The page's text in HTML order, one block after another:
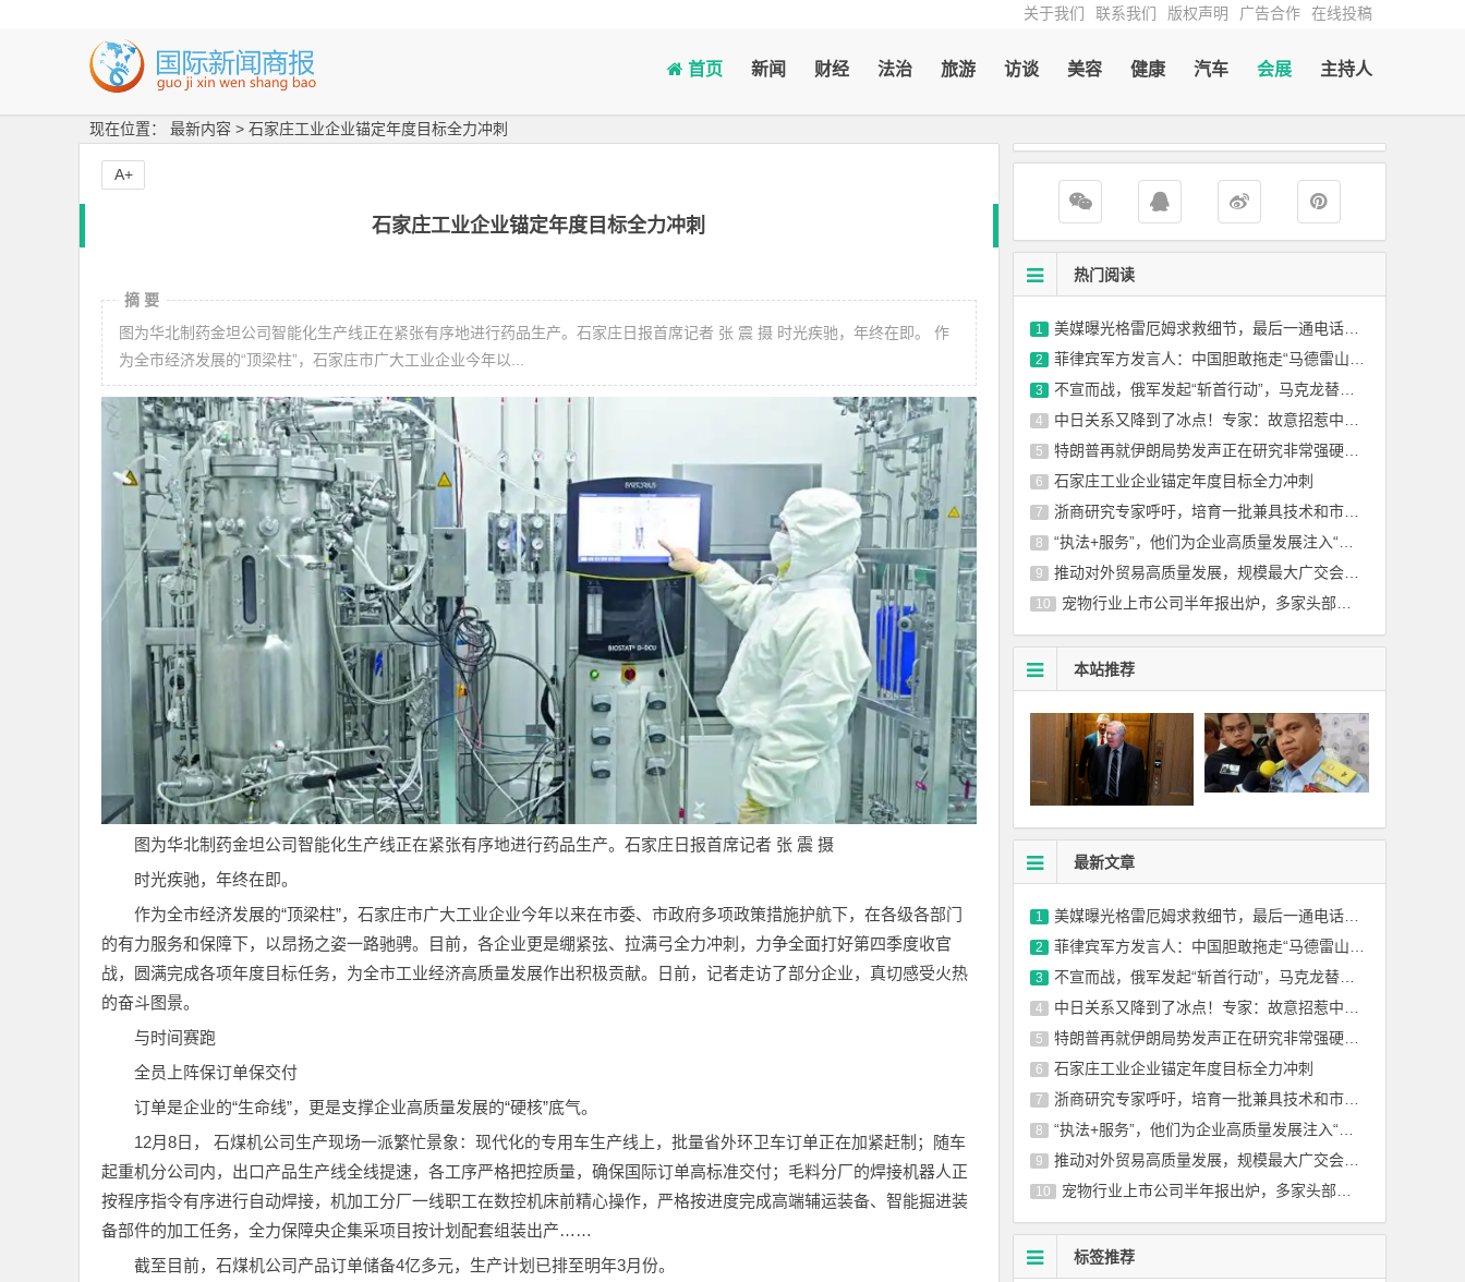
关于我们 联系我们 版权声明 广告合作 在线投稿
首页 新闻 财经 法治 旅游 访谈 美容 健康 汽车 会展 主持人
现在位置： 最新内容 > 石家庄工业企业锚定年度目标全力冲刺
石家庄工业企业锚定年度目标全力冲刺
摘 要
图为华北制药金坦公司智能化生产线正在紧张有序地进行药品生产。石家庄日报首席记者 张 震 摄 时光疾驰，年终在即。 作
为全市经济发展的“顶梁柱”，石家庄市广大工业企业今年以...
图为华北制药金坦公司智能化生产线正在紧张有序地进行药品生产。石家庄日报首席记者 张 震 摄
时光疾驰，年终在即。
作为全市经济发展的“顶梁柱”，石家庄市广大工业企业今年以来在市委、市政府多项政策措施护航下，在各级各部门
的有力服务和保障下，以昂扬之姿一路驰骋。目前，各企业更是绷紧弦、拉满弓全力冲刺，力争全面打好第四季度收官
战，圆满完成各项年度目标任务，为全市工业经济高质量发展作出积极贡献。日前，记者走访了部分企业，真切感受火热
的奋斗图景。
与时间赛跑
全员上阵保订单保交付
订单是企业的“生命线”，更是支撑企业高质量发展的“硬核”底气。
12月8日， 石煤机公司生产现场一派繁忙景象：现代化的专用车生产线上，批量省外环卫车订单正在加紧赶制；随车
起重机分公司内，出口产品生产线全线提速，各工序严格把控质量，确保国际订单高标准交付；毛料分厂的焊接机器人正
按程序指令有序进行自动焊接，机加工分厂一线职工在数控机床前精心操作，严格按进度完成高端辅运装备、智能掘进装
备部件的加工任务，全力保障央企集采项目按计划配套组装出产……
截至目前，石煤机公司产品订单储备4亿多元，生产计划已排至明年3月份。
A+
热门阅读
1 美媒曝光格雷厄姆求救细节，最后一通电话打给了秘书
2 菲律宾军方发言人：中国胆敢拖走“马德雷山”号，就会用致命武器攻击中国
3 不宣而战，俄军发起“斩首行动”，马克龙替中俄发声，俄夸奖特朗普？
4 中日关系又降到了冰点！专家：故意招惹中国，其实别有用心
5 特朗普再就伊朗局势发声正在研究非常强硬的选项
6 石家庄工业企业锚定年度目标全力冲刺
7 浙商研究专家呼吁，培育一批兼具技术和市场素养的科技型企业家
8 “执法+服务”，他们为企业高质量发展注入“政能量”
9 推动对外贸易高质量发展，规模最大广交会创新味浓
10 宠物行业上市公司半年报出炉，多家头部企业表现亮眼
本站推荐
最新文章
1 美媒曝光格雷厄姆求救细节，最后一通电话打给了秘书
2 菲律宾军方发言人：中国胆敢拖走“马德雷山”号，就会用致命武器攻击中国
3 不宣而战，俄军发起“斩首行动”，马克龙替中俄发声，俄夸奖特朗普？
4 中日关系又降到了冰点！专家：故意招惹中国，其实别有用心
5 特朗普再就伊朗局势发声正在研究非常强硬的选项
6 石家庄工业企业锚定年度目标全力冲刺
7 浙商研究专家呼吁，培育一批兼具技术和市场素养的科技型企业家
8 “执法+服务”，他们为企业高质量发展注入“政能量”
9 推动对外贸易高质量发展，规模最大广交会创新味浓
10 宠物行业上市公司半年报出炉，多家头部企业表现亮眼
标签推荐